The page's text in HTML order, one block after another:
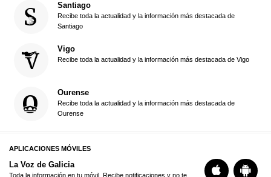
Santiago
Recibe toda la actualidad y la información más destacada de
Santiago
Vigo
Recibe toda la actualidad y la información más destacada de Vigo
Ourense
Recibe toda la actualidad y la información más destacada de
Ourense
APLICACIONES MÓVILES
La Voz de Galicia
Toda la información en tu móvil. Recibe notificaciones y no te